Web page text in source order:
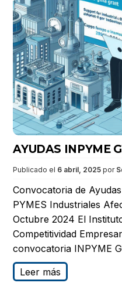
AYUDAS INPYME
Publicado el 6 abril, 2025 por
Convocatoria de
PYMES Industriales
Octubre 2024 El
Competitividad
convocatoria INPYME
Leer más